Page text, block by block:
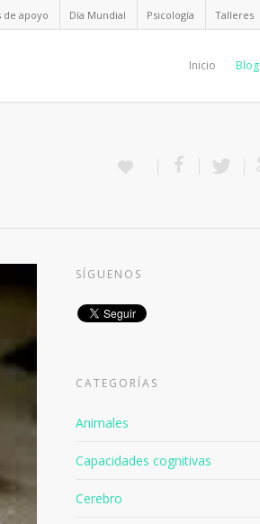
de apoyo Día Mundial Psicología Talleres
Inicio Blog
SÍGUENOS
CATEGORÍAS
Animales
Capacidades cognitivas
Cerebro